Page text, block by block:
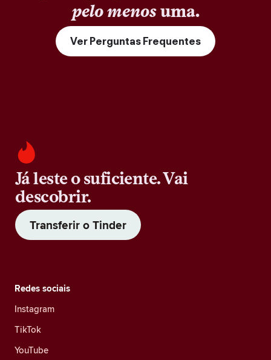
pelo menosuma.
Ver Perguntas Frequentes
Já leste o suficiente. Vai
descobrir.
Transferir o Tinder
Redes sociais
Instagram
TikTok
YouTube